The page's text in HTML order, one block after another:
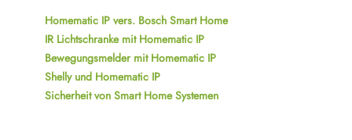
Homematic IP vers. Bosch Smart Home
IR Lichtschranke mit Homematic IP
Bewegungsmelder mit Homematic IP
Shelly und Homematic IP
Sicherheit von Smart Home Systemen